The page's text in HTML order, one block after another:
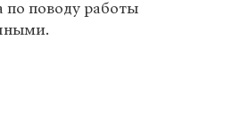
по поводу работы